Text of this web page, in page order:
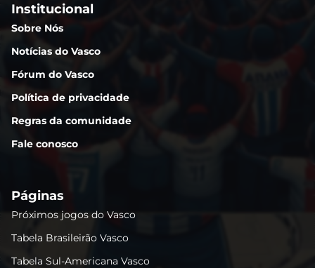
Institucional
Sobre Nós
Notícias do Vasco
Fórum do Vasco
Política de privacidade
Regras da comunidade
Fale conosco
Páginas
Próximos jogos do Vasco
Tabela Brasileirão Vasco
Tabela Sul-Americana Vasco